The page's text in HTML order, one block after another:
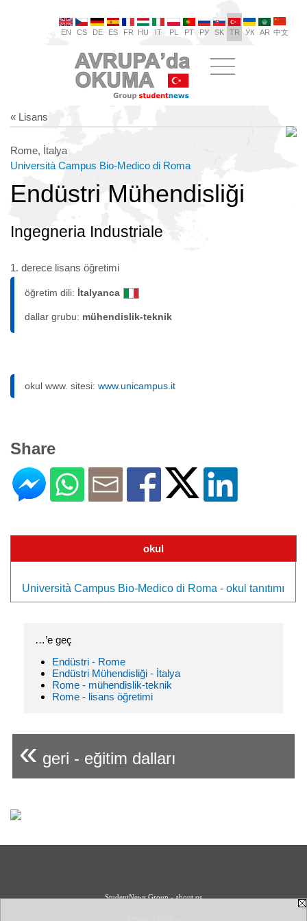
EN CS DE ES FR HU IT PL PT РУ SK TR УК AR 中文
« Lisans
Rome, İtalya
Università Campus Bio-Medico di Roma
Endüstri Mühendisliği
Ingegneria Industriale
1. derece lisans öğretimi
öğretim dili: İtalyanca
dallar grubu: mühendislik-teknik
okul www. sitesi: www.unicampus.it
Share
okul
Università Campus Bio-Medico di Roma - okul tanıtımı
…’e geç
Endüstri - Rome
Endüstri Mühendisliği - İtalya
Rome - mühendislik-teknik
Rome - lisans öğretimi
« geri - eğitim dalları
StudentNews Group - about us